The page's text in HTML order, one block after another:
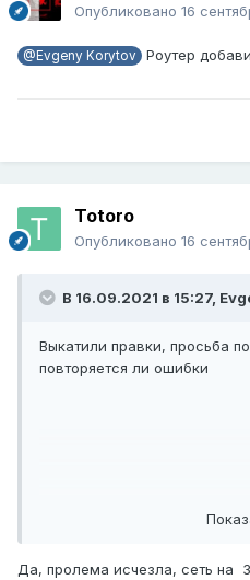
Опубликовано 16
@Evgeny Korytov Роутер
Totoro
Опубликовано 16
В 16.09.2021 в 15:27,
Выкатили правки, просьба
повторяется ли ошибки
Да, пролема исчезла, сеть на